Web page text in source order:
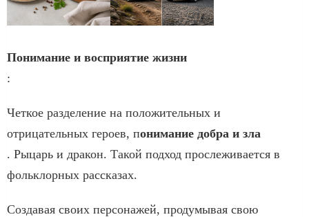
Понимание и восприятие жизни
:
Четкое разделение на положительных и
отрицательных героев, понимание добра и зла
. Рыцарь и дракон. Такой подход прослеживается в
фольклорных рассказах.
Создавая своих персонажей, продумывая свою